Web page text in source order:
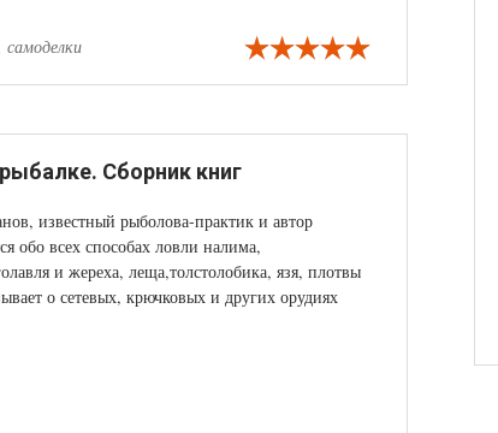
Сборник книг
известный рыболова-практик и автор
обо всех способах ловли налима,
и жереха, леща,толстолобика, язя, плотвы
о сетевых, крючковых и других орудиях